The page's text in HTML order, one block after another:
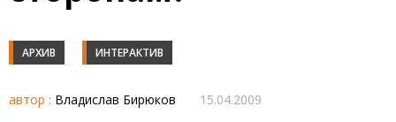
АРХИВ ИНТЕРАКТИВ
автор : Владислав Бирюков 15.04.2009